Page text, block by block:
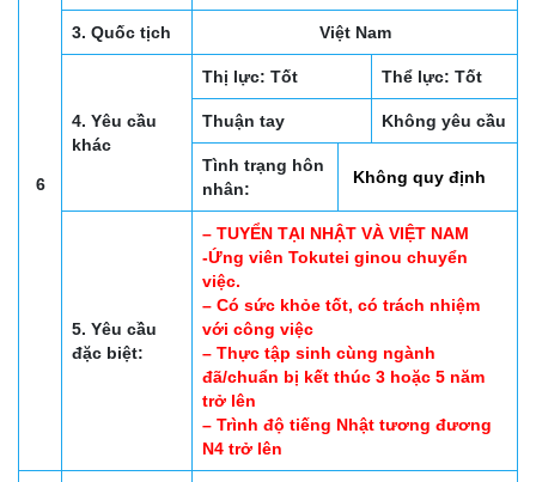
6
3. Quốc tịch Việt Nam
4. Yêu cầu
khác
Thị lực: Tốt Thể lực: Tốt
Thuận tay Không yêu cầu
Tình trạng hôn
nhân:
Không quy định
5. Yêu cầu
đặc biệt:
– TUYỂN TẠI NHẬT VÀ VIỆT NAM
-Ứng viên Tokutei ginou chuyển
việc.
– Có sức khỏe tốt, có trách nhiệm
với công việc
– Thực tập sinh cùng ngành
đã/chuẩn bị kết thúc 3 hoặc 5 năm
trở lên
– Trình độ tiếng Nhật tương đương
N4 trở lên